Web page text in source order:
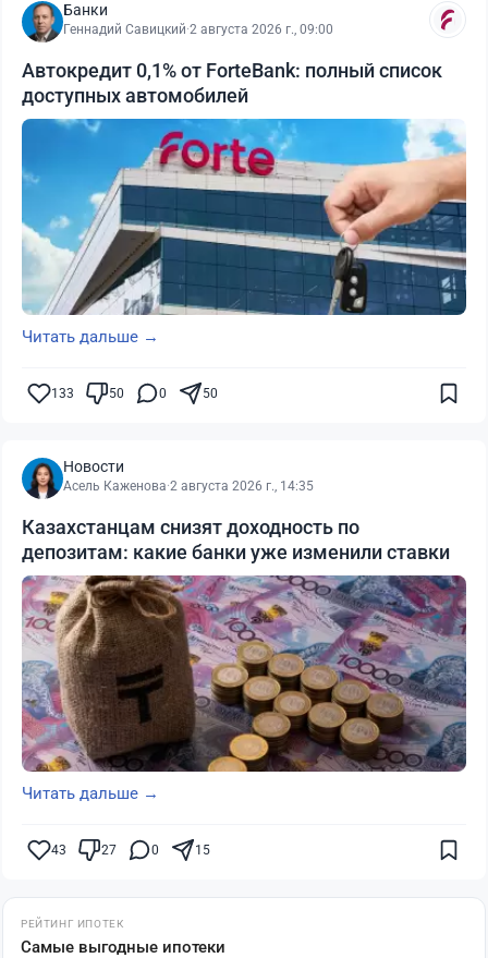
Банки
Геннадий Савицкий·2 августа 2026 г., 09:00
Автокредит 0,1% от ForteBank: полный список
доступных автомобилей
Читать дальше →
133 50 0 50
Новости
Асель Каженова·2 августа 2026 г., 14:35
Казахстанцам снизят доходность по
депозитам: какие банки уже изменили ставки
Читать дальше →
43 27 0 15
РЕЙТИНГ ИПОТЕК
Самые выгодные ипотеки